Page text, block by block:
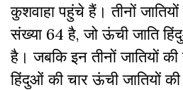
कुशवाहा पहुंचे हैं। तीनों
संख्या 64 है, जो ऊंची जाति
है। जबकि इन तीनों जातियों की
हिंदुओं की चार ऊंची जातियों